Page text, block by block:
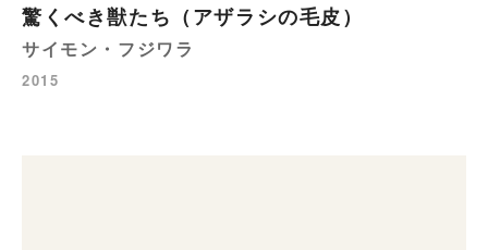
驚くべき獣たち（アザラシの毛皮）
サイモン・フジワラ
2015